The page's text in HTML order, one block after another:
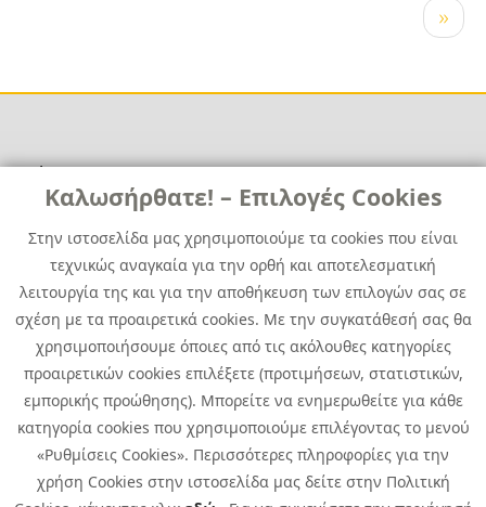
Καλωσήρθατε! – Επιλογές Cookies
Στην ιστοσελίδα μας χρησιμοποιούμε τα cookies που είναι
τεχνικώς αναγκαία για την ορθή και αποτελεσματική
λειτουργία της και για την αποθήκευση των επιλογών σας σε
σχέση με τα προαιρετικά cookies. Με την συγκατάθεσή σας θα
χρησιμοποιήσουμε όποιες από τις ακόλουθες κατηγορίες
προαιρετικών cookies επιλέξετε (προτιμήσεων, στατιστικών,
εμπορικής προώθησης). Μπορείτε να ενημερωθείτε για κάθε
κατηγορία cookies που χρησιμοποιούμε επιλέγοντας το μενού
«Ρυθμίσεις Cookies». Περισσότερες πληροφορίες για την
χρήση Cookies στην ιστοσελίδα μας δείτε στην Πολιτική
Next
page
››
Χρήσιμα
Χρήσιμα
Επικοινωνία
Media Kit
Καριέρα
Όμιλος Quest
Site Map